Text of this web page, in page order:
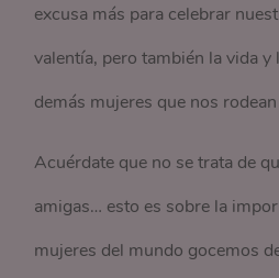
excusa más para celebrar
valentía, pero también la vida y
demás mujeres que nos
Acuérdate que no se trata de
amigas… esto es sobre la
mujeres del mundo gocemos